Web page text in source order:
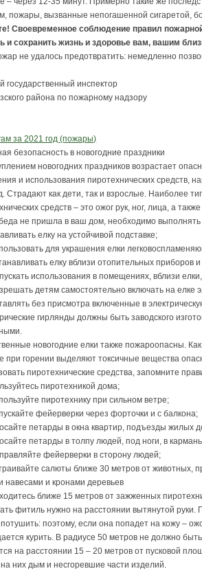
пожары, вызванные непогашенной сигаретой,
Своевременное соблюдение правил
и сохранить жизнь и здоровье вам, вашим
не удалось предотвратить: немедленно
государственный инспектор
района по пожарному
за 2021 год (пожары)
безопасность в новогодние праздники
новогодних праздников возрастает
и использования пиротехнических средств,
Страдают как дети, так и взрослые. Наиболее
средств – это ожог рук, ног, лица, а
не пришла в ваш дом, необходимо
елку на устойчивой подставке;
для украшения елки
елку вблизи отопительных приборов
использования в помещениях, вблизи
детям самостоятельно включать на елке
без присмотра включенные в
гирлянды должны быть заводского
новогодние елки также пожароопасны.
при горении выделяют токсичные вещества
пиротехнические средства, запомните
пиротехникой дома;
пиротехнику при сильном ветре;
фейерверки через форточки и с балкона;
петарды в окна квартир, подъезды жилых
петарды в толпу людей, под ноги, в
фейерверки в сторону людей;
салюты ближе 30 метров от животных,
навесами и кронами деревьев
ближе 15 метров от зажженных
фитиль нужно на расстоянии вытянутой
поэтому, если она попадет на кожу –
курить. В радиусе 50 метров не должно
на расстоянии 15 – 20 метров от пусковой
них дым и несгоревшие части изделий.